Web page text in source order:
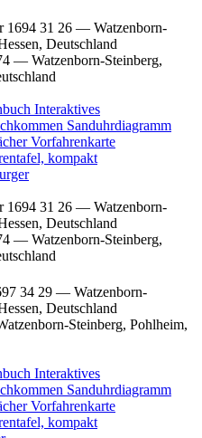
1694 31 26 — Watzenborn-
Deutschland
— Watzenborn-Steinberg,
Interaktives
Sanduhrdiagramm
Vorfahrenkarte
kompakt
1694 31 26 — Watzenborn-
Deutschland
— Watzenborn-Steinberg,
34 29 — Watzenborn-
Deutschland
Steinberg, Pohlheim,
Interaktives
Sanduhrdiagramm
Vorfahrenkarte
kompakt